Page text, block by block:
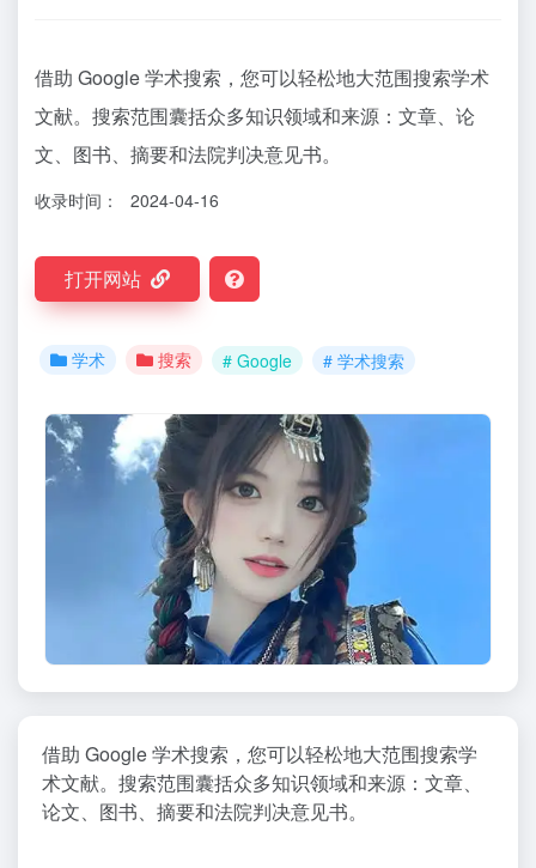
借助 Google 学术搜索，您可以轻松地大范围搜索学术
文献。搜索范围囊括众多知识领域和来源：文章、论
文、图书、摘要和法院判决意见书。
收录时间： 2024-04-16
打开网站
学术 搜索 # Google # 学术搜索
借助 Google 学术搜索，您可以轻松地大范围搜索学
术文献。搜索范围囊括众多知识领域和来源：文章、
论文、图书、摘要和法院判决意见书。